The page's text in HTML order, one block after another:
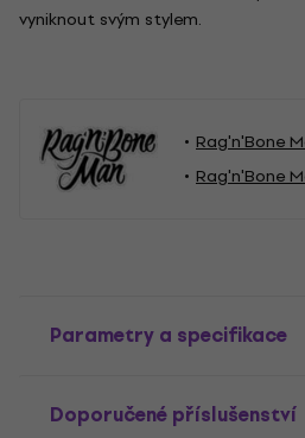
vyniknout svým stylem.
Rag'n'Bone
Rag'n'Bone
Parametry a specifikace
Doporučené příslušenství